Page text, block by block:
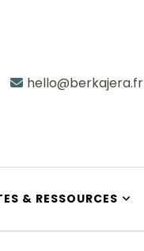
hello@berkajera.fr
& RESSOURCES